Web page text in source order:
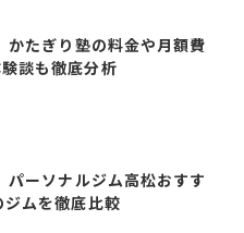
かたぎり塾の料金や月額費
談も徹底分析
パーソナルジム高松おすす
ムを徹底比較